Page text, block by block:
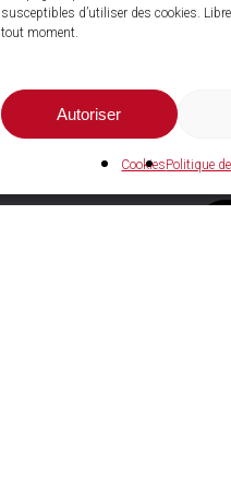
susceptibles d’utiliser des cookies.
tout moment.
Autoriser
CookiesPolitique